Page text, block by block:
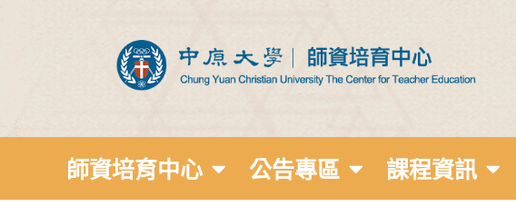
師資培育中心 公告專區 課程資訊